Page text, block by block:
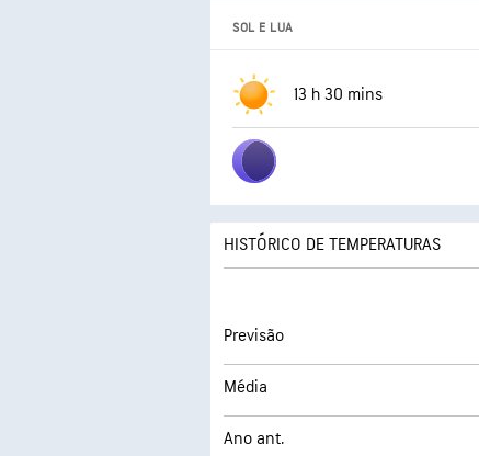
SOL E LUA
13 h 30 mins
HISTÓRICO DE TEMPERATURAS
Previsão
Média
Ano ant.